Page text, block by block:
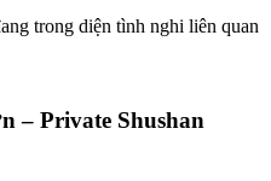
trong diện tình nghi liên quan
– Private Shushan